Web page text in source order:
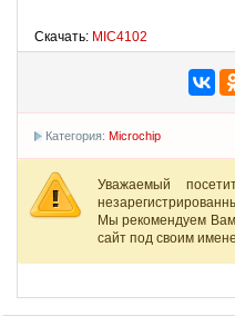
Скачать: MIC4102
Категория: Microchip
Уважаемый
Мы рекомендуем Вам
сайт под своим